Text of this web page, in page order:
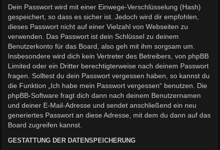
Dein Passwort wird mit einer Einwege-Verschlüsselung (Hash)
gespeichert, so dass es sicher ist. Jedoch wird dir empfohlen,
dieses Passwort nicht auf einer Vielzahl von Webseiten zu
verwenden. Das Passwort ist dein Schlüssel zu deinem
Benutzerkonto für das Board, also geh mit ihm sorgsam um.
Insbesondere wird dich kein Vertreter des Betreibers, von phpBB
Limited oder ein Dritter berechtigterweise nach deinem Passwort
fragen. Solltest du dein Passwort vergessen haben, so kannst du
die Funktion „Ich habe mein Passwort vergessen“ benutzen. Die
phpBB-Software fragt dich dann nach deinem Benutzernamen
und deiner E-Mail-Adresse und sendet anschließend ein neu
generiertes Passwort an diese Adresse, mit dem du dann auf das
Board zugreifen kannst.
GESTATTUNG DER DATENSPEICHERUNG